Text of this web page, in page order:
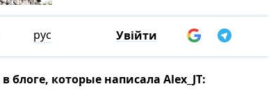
рус Увійти
блоге, которые написала Alex_JT: